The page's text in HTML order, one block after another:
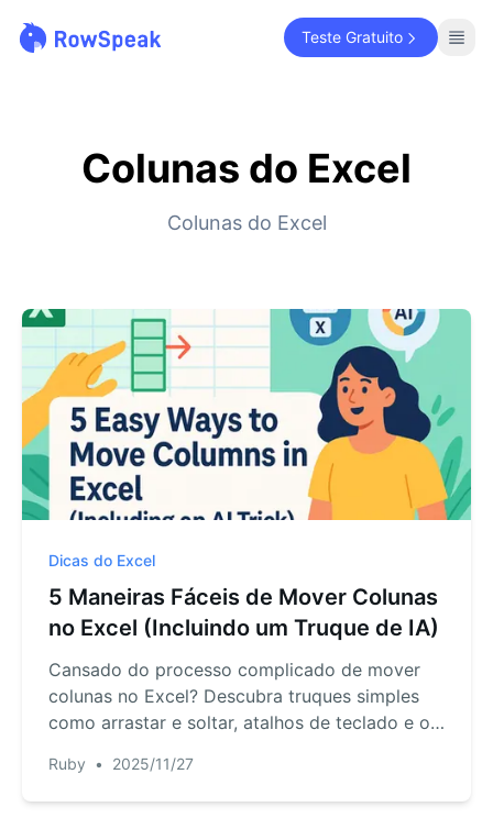
Teste Gratuito
Colunas do Excel
Colunas do Excel
Dicas do Excel
5 Maneiras Fáceis de Mover Colunas
no Excel (Incluindo um Truque de IA)
Cansado do processo complicado de mover
colunas no Excel? Descubra truques simples
como arrastar e soltar, atalhos de teclado e o
como uma abordagem moderna com IA pode
reorganizar todo o seu conjunto de dados com
Ruby • 2025/11/27